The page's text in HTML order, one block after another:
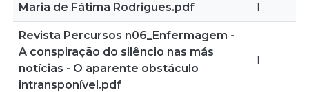
Maria de Fátima Rodrigues.pdf 1
Revista Percursos n06_Enfermagem -
A conspiração do silêncio nas más
notícias - O aparente obstáculo
intransponível.pdf
1